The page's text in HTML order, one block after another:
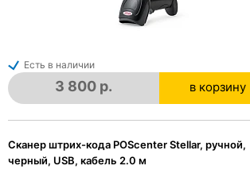
Есть в наличии
3 800 р. в корзину
в корзине
Сканер штрих-кода POScenter Stellar, ручной,
черный, USB, кабель 2.0 м